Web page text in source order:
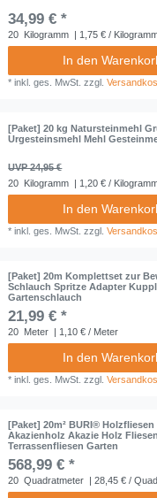
34,99 € *
20 Kilogramm | 1,75 € /
In den
*inkl. ges. MwSt. zzgl.
[Paket] 20 kg Natursteinmehl
Urgesteinsmehl Mehl
UVP 24,95 €
20 Kilogramm | 1,20 € /
In den
*inkl. ges. MwSt. zzgl.
[Paket] 20m Komplettset zur
Schlauch Spritze Adapter
Gartenschlauch
21,99 € *
20 Meter | 1,10 € / Meter
In den
*inkl. ges. MwSt. zzgl.
[Paket] 20m² BURI®
Akazienholz Akazie Holz Fliesen
Terrassenfliesen Garten
568,99 € *
20 Quadratmeter | 28,45 € /